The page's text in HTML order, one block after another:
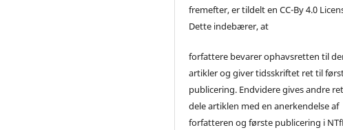
fremefter, er tildelt en CC-By 4.0
Dette indebærer, at
forfattere bevarer ophavsretten til
artikler og giver tidsskriftet ret til
publicering. Endvidere gives andre
dele artiklen med en anerkendelse af
forfatteren og første publicering i